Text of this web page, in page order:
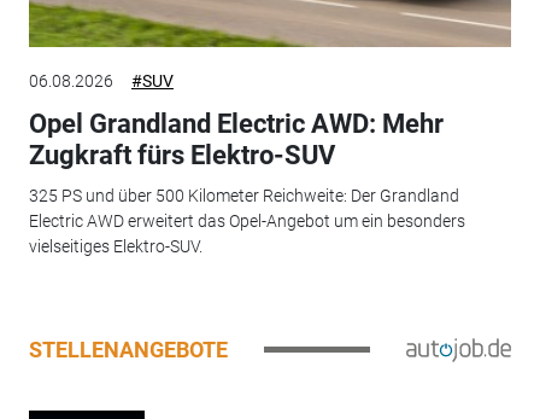
06.08.2026 #SUV
Opel Grandland Electric AWD: Mehr
Zugkraft fürs Elektro-SUV
325 PS und über 500 Kilometer Reichweite: Der Grandland
Electric AWD erweitert das Opel-Angebot um ein besonders
vielseitiges Elektro-SUV.
STELLENANGEBOTE